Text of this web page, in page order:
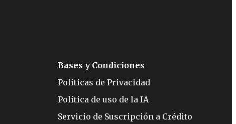
Bases y Condiciones
Políticas de Privacidad
Política de uso de la IA
Servicio de Suscripción a Crédito